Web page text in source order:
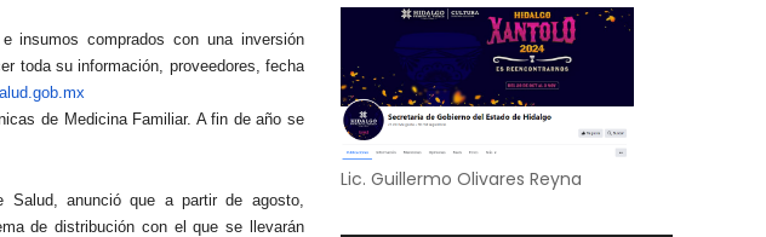
insumos comprados con una inversión
toda su información, proveedores, fecha
mx
de Medicina Familiar. A fin de año se
anunció que a partir de agosto,
de distribución con el que se llevarán
Lic. Guillermo Olivares Reyna